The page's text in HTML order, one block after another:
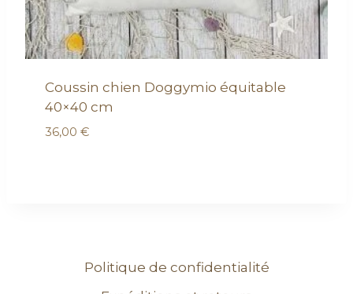
Coussin chien Doggymio équitable
40×40 cm
36,00 €
Politique de confidentialité